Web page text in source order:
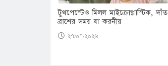
টুথপেস্টেও মিলল মাইক্রোপ্লাস্টিক, দাঁত
ব্রাশের সময় যা করনীয়
২৭/০৭/২০২৬